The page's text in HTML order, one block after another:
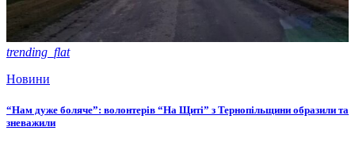
trending_flat
Новини
“Нам дуже боляче”: волонтерів “На Щиті” з Тернопільщини образили та
зневажили